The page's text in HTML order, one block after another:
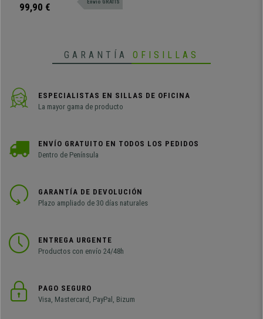
disponible en varios colores.
99,90 € Envio GRATIS
GARANTÍA OFISILLAS
ESPECIALISTAS EN SILLAS DE OFICINA
La mayor gama de producto
ENVÍO GRATUITO EN TODOS LOS PEDIDOS
Dentro de Península
GARANTÍA DE DEVOLUCIÓN
Plazo ampliado de 30 días naturales
ENTREGA URGENTE
Productos con envío 24/48h
PAGO SEGURO
Visa, Mastercard, PayPal, Bizum